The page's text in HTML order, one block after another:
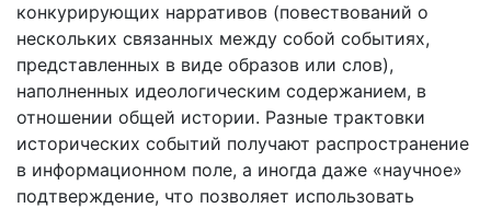
конкурирующих нарративов (повествований о
нескольких связанных между собой событиях,
представленных в виде образов или слов),
наполненных идеологическим содержанием, в
отношении общей истории. Разные трактовки
исторических событий получают распространение
в информационном поле, а иногда даже «научное»
подтверждение, что позволяет использовать